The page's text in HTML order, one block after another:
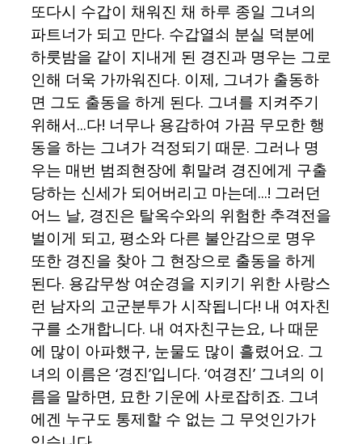
또다시 수갑이 채워진 채 하루 종일 그녀의
파트너가 되고 만다. 수갑열쇠 분실 덕분에
하룻밤을 같이 지내게 된 경진과 명우는 그로
인해 더욱 가까워진다. 이제, 그녀가 출동하
면 그도 출동을 하게 된다. 그녀를 지켜주기
위해서...다! 너무나 용감하여 가끔 무모한 행
동을 하는 그녀가 걱정되기 때문. 그러나 명
우는 매번 범죄현장에 휘말려 경진에게 구출
당하는 신세가 되어버리고 마는데...! 그러던
어느 날, 경진은 탈옥수와의 위험한 추격전을
벌이게 되고, 평소와 다른 불안감으로 명우
또한 경진을 찾아 그 현장으로 출동을 하게
된다. 용감무쌍 여순경을 지키기 위한 사랑스
런 남자의 고군분투가 시작됩니다! 내 여자친
구를 소개합니다. 내 여자친구는요, 나 때문
에 많이 아파했구, 눈물도 많이 흘렸어요. 그
녀의 이름은 ‘경진’입니다. ‘여경진’ 그녀의 이
름을 말하면, 묘한 기운에 사로잡히죠. 그녀
에겐 누구도 통제할 수 없는 그 무엇인가가